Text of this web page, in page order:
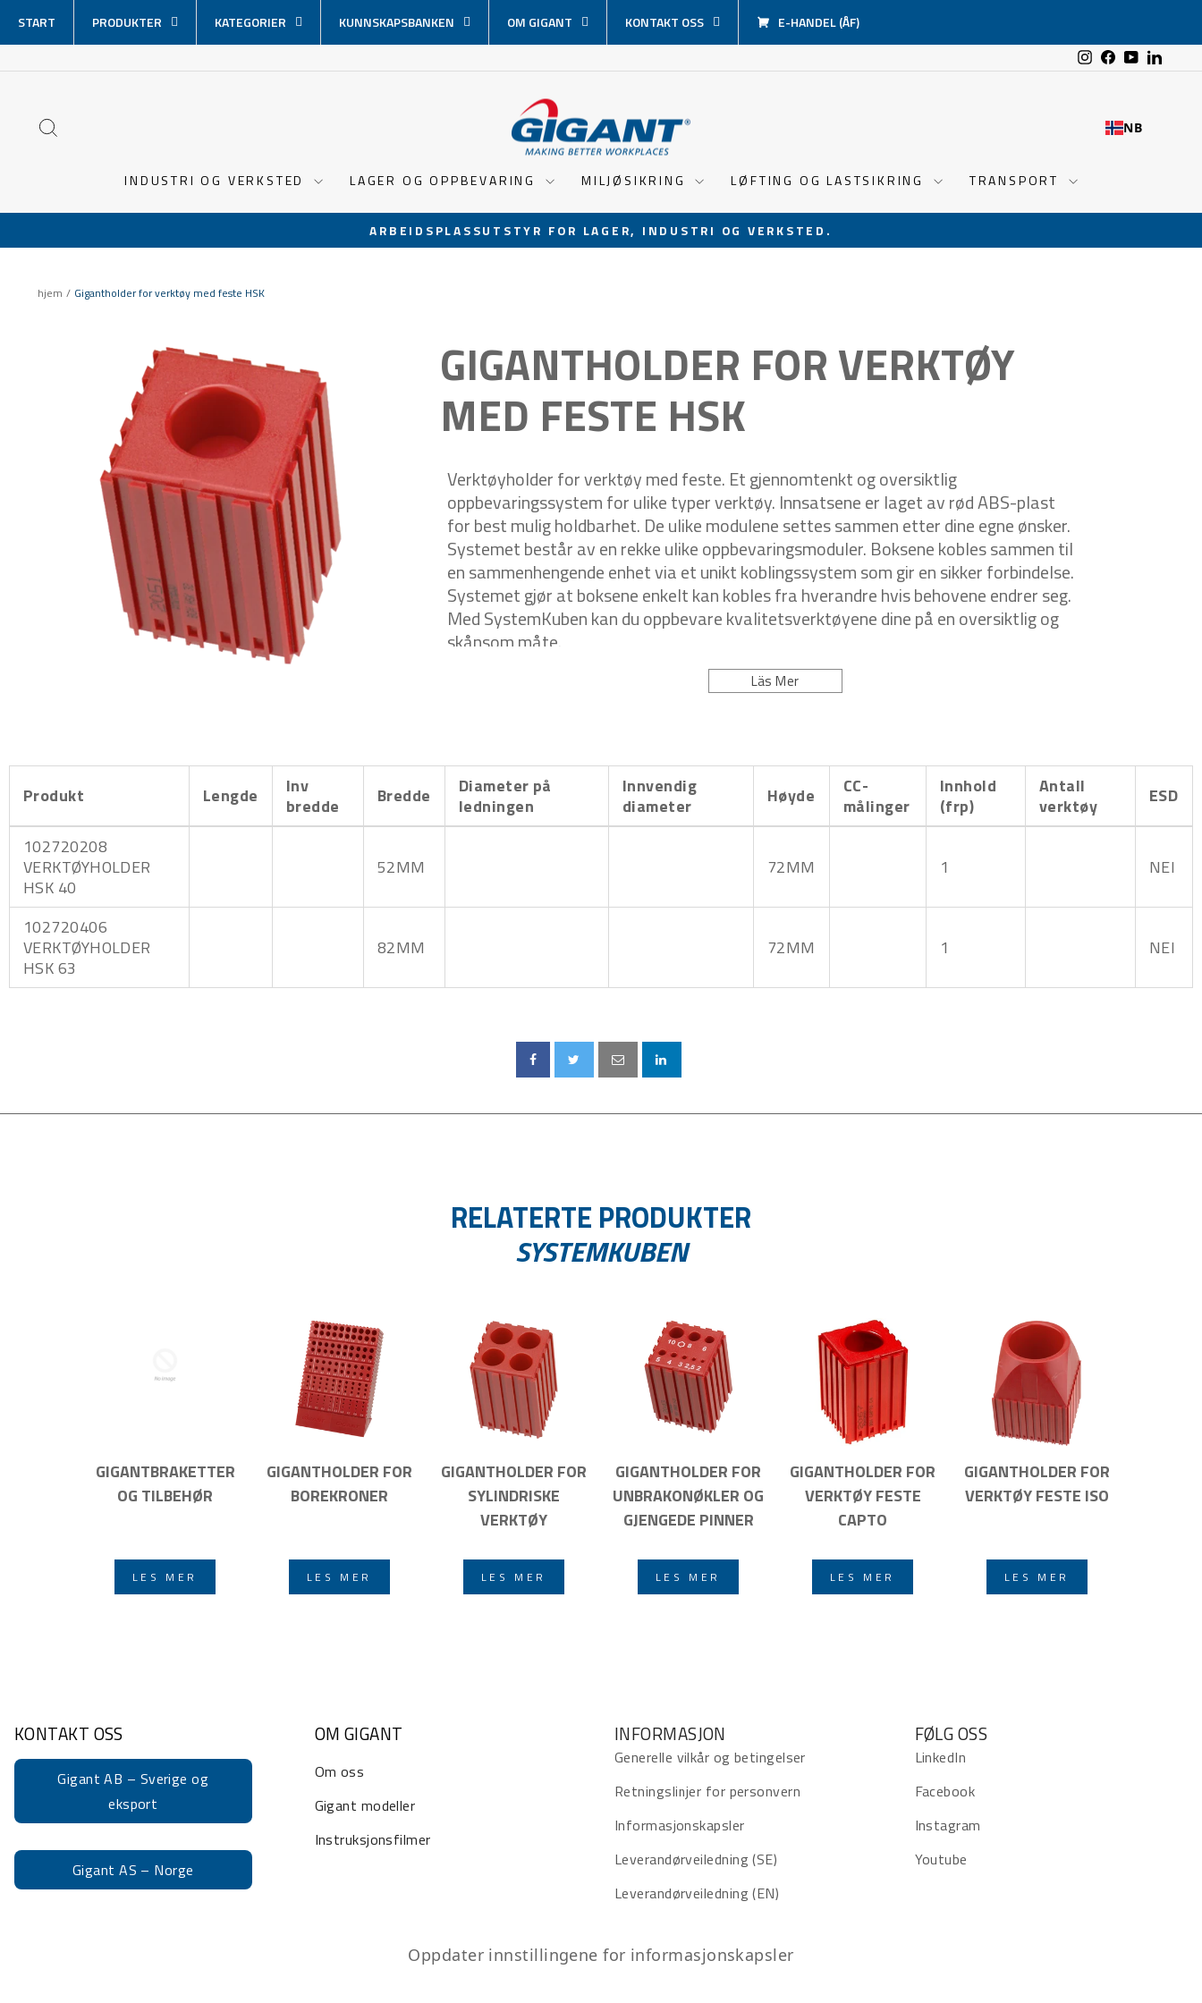
over
innhold
START PRODUKTER KATEGORIER KUNNSKAPSBANKEN OM GIGANT KONTAKT OSS E-HANDEL (ÅF)
Instagram
Facebook
YouTube
NB
INDUSTRI OG VERKSTED LAGER OG OPPBEVARING MILJØSIKRING LØFTING OG LASTSIKRING TRANSPORT
Sett
ARBEIDSPLASSUTSTYR FOR LAGER, INDUSTRI OG VERKSTED.
hjem / Gigantholder for verktøy med feste HSK
GIGANTHOLDER FOR VERKTØY
MED FESTE HSK
Verktøyholder for verktøy med feste. Et gjennomtenkt og oversiktlig
oppbevaringssystem for ulike typer verktøy. Innsatsene er laget av rød ABS-plast
for best mulig holdbarhet. De ulike modulene settes sammen etter dine egne ønsker.
Systemet består av en rekke ulike oppbevaringsmoduler. Boksene kobles sammen til
en sammenhengende enhet via et unikt koblingssystem som gir en sikker forbindelse.
Systemet gjør at boksene enkelt kan kobles fra hverandre hvis behovene endrer seg.
Med SystemKuben kan du oppbevare kvalitetsverktøyene dine på en oversiktlig og
skånsom måte.
Läs Mer
Produkt Lengde
Inv
bredde
Bredde
Diameter på
ledningen
Innvendig
diameter
Høyde
CC-
målinger
Innhold
(frp)
Antall
verktøy
ESD
102720208
VERKTØYHOLDER
HSK 40
52MM 72MM 1 NEI
102720406
VERKTØYHOLDER
HSK 63
82MM 72MM 1 NEI
RELATERTE PRODUKTER
SYSTEMKUBEN
GIGANTBRAKETTER
OG TILBEHØR
LES MER
GIGANTHOLDER FOR
BOREKRONER
LES MER
GIGANTHOLDER FOR
SYLINDRISKE
VERKTØY
LES MER
GIGANTHOLDER FOR
UNBRAKONØKLER OG
GJENGEDE PINNER
LES MER
GIGANTHOLDER FOR
VERKTØY FESTE
CAPTO
LES MER
GIGANTHOLDER FOR
VERKTØY FESTE ISO
LES MER
KONTAKT OSS
Gigant AB – Sverige og
eksport
Gigant AS – Norge
OM GIGANT
Om oss
Gigant modeller
Instruksjonsfilmer
INFORMASJON
Generelle vilkår og betingelser
Retningslinjer for personvern
Informasjonskapsler
Leverandørveiledning (SE)
Leverandørveiledning (EN)
FØLG OSS
LinkedIn
Facebook
Instagram
Youtube
Oppdater innstillingene for informasjonskapsler